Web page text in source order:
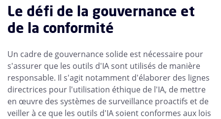
Le défi de la gouvernance et
de la conformité
Un cadre de gouvernance solide est nécessaire pour
s'assurer que les outils d'IA sont utilisés de manière
responsable. Il s'agit notamment d'élaborer des lignes
directrices pour l'utilisation éthique de l'IA, de mettre
en œuvre des systèmes de surveillance proactifs et de
veiller à ce que les outils d'IA soient conformes aux lois